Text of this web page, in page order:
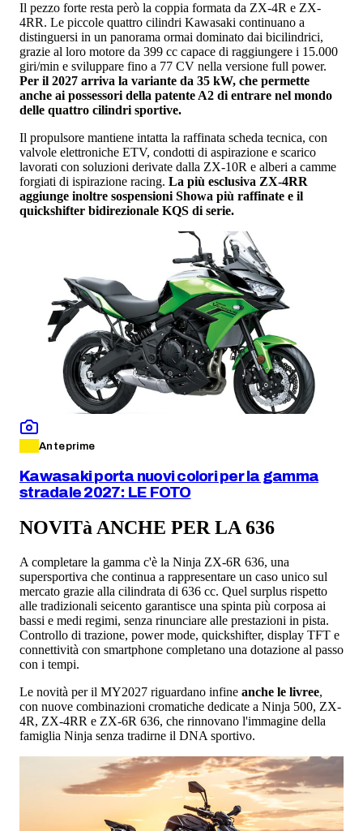
Il pezzo forte resta però la coppia formata da ZX-4R e ZX-
4RR. Le piccole quattro cilindri Kawasaki continuano a
distinguersi in un panorama ormai dominato dai bicilindrici,
grazie al loro motore da 399 cc capace di raggiungere i 15.000
giri/min e sviluppare fino a 77 CV nella versione full power.
Per il 2027 arriva la variante da 35 kW, che permette
anche ai possessori della patente A2 di entrare nel mondo
delle quattro cilindri sportive.
Il propulsore mantiene intatta la raffinata scheda tecnica, con
valvole elettroniche ETV, condotti di aspirazione e scarico
lavorati con soluzioni derivate dalla ZX-10R e alberi a camme
forgiati di ispirazione racing. La più esclusiva ZX-4RR
aggiunge inoltre sospensioni Showa più raffinate e il
quickshifter bidirezionale KQS di serie.
Anteprime
Kawasaki porta nuovi colori per la gamma
stradale 2027: LE FOTO
NOVITà ANCHE PER LA 636
A completare la gamma c'è la Ninja ZX-6R 636, una
supersportiva che continua a rappresentare un caso unico sul
mercato grazie alla cilindrata di 636 cc. Quel surplus rispetto
alle tradizionali seicento garantisce una spinta più corposa ai
bassi e medi regimi, senza rinunciare alle prestazioni in pista.
Controllo di trazione, power mode, quickshifter, display TFT e
connettività con smartphone completano una dotazione al passo
con i tempi.
Le novità per il MY2027 riguardano infine anche le livree,
con nuove combinazioni cromatiche dedicate a Ninja 500, ZX-
4R, ZX-4RR e ZX-6R 636, che rinnovano l'immagine della
famiglia Ninja senza tradirne il DNA sportivo.